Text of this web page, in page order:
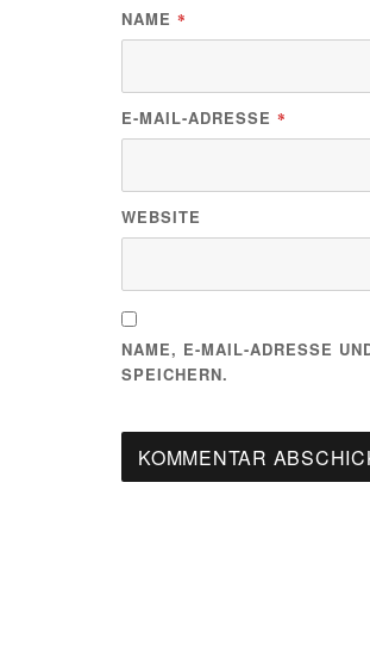
NAME *
E-MAIL-ADRESSE *
WEBSITE
NAME, E-MAIL-ADRESSE
SPEICHERN.